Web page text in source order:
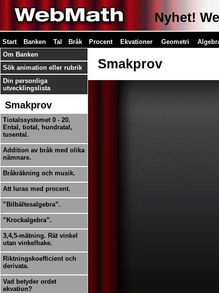
Nyhet!
Start Banken Tal Bråk Procent Ekvationer Geometri
Om Banken
Sök animation eller rubrik
Din personliga
utvecklingslista
Smakprov
Tiotalssystemet 0 - 20.
Ental, tiotal, hundratal,
tusental.
Addition av bråk med olika
nämnare.
Bråkräkning och musik.
Att luras med procent.
”Bilbältesalgebra”.
”Krockalgebra”.
3,4,5-mätning. Rät vinkel
utan vinkelhake.
Riktningskoefficient och
derivata.
Vad betyder ordet
ekvation?
Smakprov